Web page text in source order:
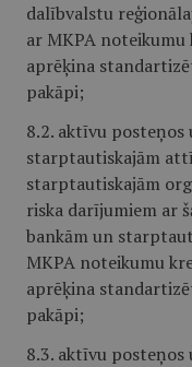
dalībvalstu
ar MKPA
aprēķina
pakāpi;
8.2. aktīvu
starptautiskajām
starptautiskajām
riska darījumiem ar
bankām un
MKPA noteikumu
aprēķina
pakāpi;
8.3. aktīvu posteņos